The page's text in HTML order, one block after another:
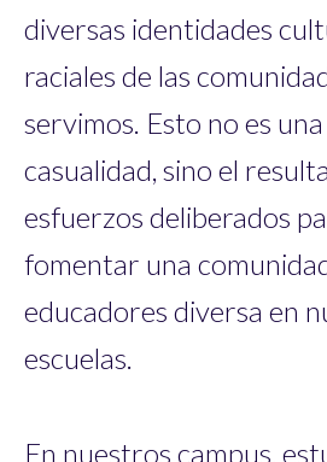
diversas identidades
raciales de las
servimos. Esto no es
casualidad, sino el
esfuerzos deliberados
fomentar una
educadores diversa en
escuelas.
En nuestros campus,